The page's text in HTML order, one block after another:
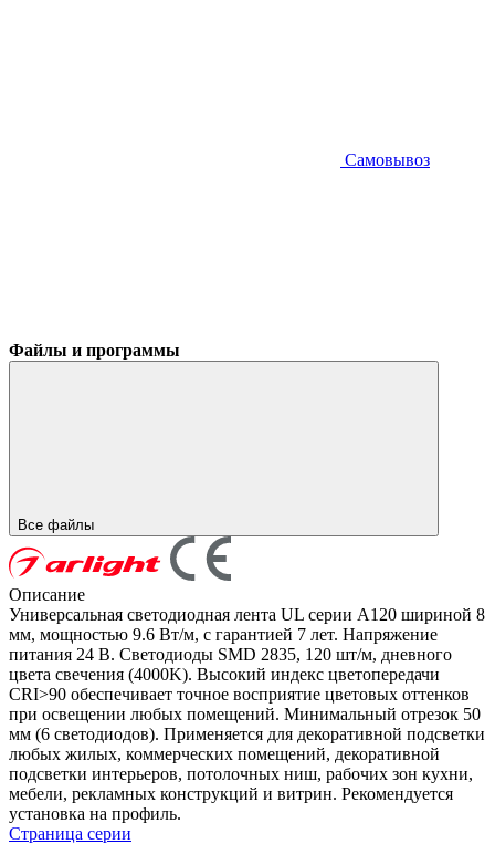
Самовывоз
Файлы и программы
Все файлы
Описание
Универсальная светодиодная лента UL серии A120 шириной 8
мм, мощностью 9.6 Вт/м, с гарантией 7 лет. Напряжение
питания 24 В. Светодиоды SMD 2835, 120 шт/м, дневного
цвета свечения (4000K). Высокий индекс цветопередачи
CRI>90 обеспечивает точное восприятие цветовых оттенков
при освещении любых помещений. Минимальный отрезок 50
мм (6 светодиодов). Применяется для декоративной подсветки
любых жилых, коммерческих помещений, декоративной
подсветки интерьеров, потолочных ниш, рабочих зон кухни,
мебели, рекламных конструкций и витрин. Рекомендуется
установка на профиль.
Страница серии